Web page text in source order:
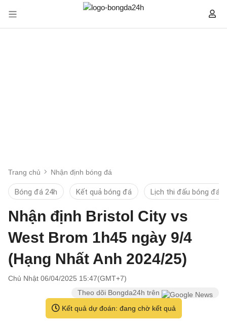
Trang chủ Nhận định bóng đá
Bóng đá 24h Kết quả bóng đá Lịch thi đấu bóng đá
Nhận định Bristol City vs
West Brom 1h45 ngày 9/4
(Hạng Nhất Anh 2024/25)
Chủ Nhật 06/04/2025 15:47(GMT+7)
Theo dõi Bongda24h trên
Kết quả dự đoán: đang chờ kết quả